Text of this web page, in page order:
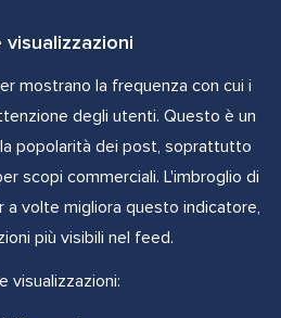
visualizzazioni
mostrano la frequenza con cui i
degli utenti. Questo è un
popolarità dei post, soprattutto
scopi commerciali. L'imbroglio di
a volte migliora questo indicatore,
più visibili nel feed.
visualizzazioni: